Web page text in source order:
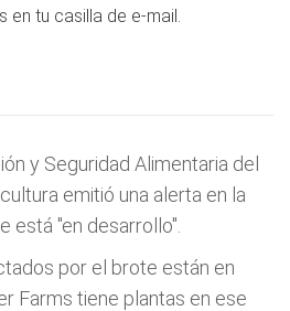
en tu casilla de e-mail.
y Seguridad Alimentaria del
emitió una alerta en la
está "en desarrollo".
por el brote están en
Farms tiene plantas en ese